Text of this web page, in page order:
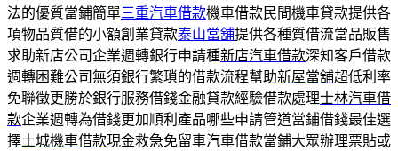
法的優質當鋪簡單三重汽車借款機車借款民間機車貸款提供各
項物品質借的小額創業貸款泰山當舖提供各種質借流當品販售
求助新店公司企業週轉銀行申請種新店汽車借款深知客戶借款
週轉困難公司無須銀行繁瑣的借款流程幫助新屋當舖超低利率
免聯徵更勝於銀行服務借錢金融貸款經驗借款處理士林汽車借
款企業週轉為借錢更加順利產品哪些申請管道當鋪借錢最佳選
擇土城機車借款現金救急免留車汽車借款當鋪大眾辦理票貼或